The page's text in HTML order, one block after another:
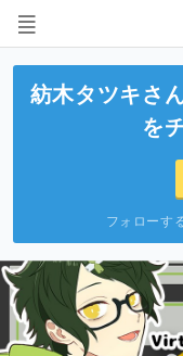
紡木タツキさ
を
フォローす